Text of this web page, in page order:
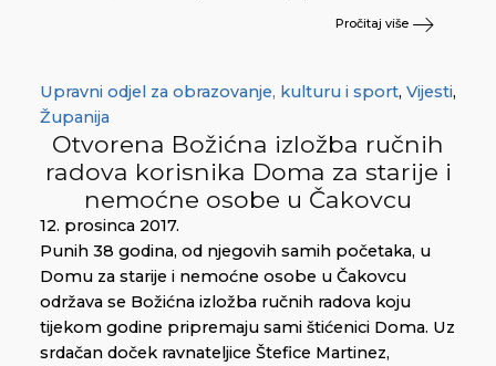
Pročitaj više
Upravni odjel za obrazovanje, kulturu i sport, Vijesti,
Županija
Otvorena Božićna izložba ručnih
radova korisnika Doma za starije i
nemoćne osobe u Čakovcu
12. prosinca 2017.
Punih 38 godina, od njegovih samih početaka, u
Domu za starije i nemoćne osobe u Čakovcu
održava se Božićna izložba ručnih radova koju
tijekom godine pripremaju sami štićenici Doma. Uz
srdačan doček ravnateljice Štefice Martinez,